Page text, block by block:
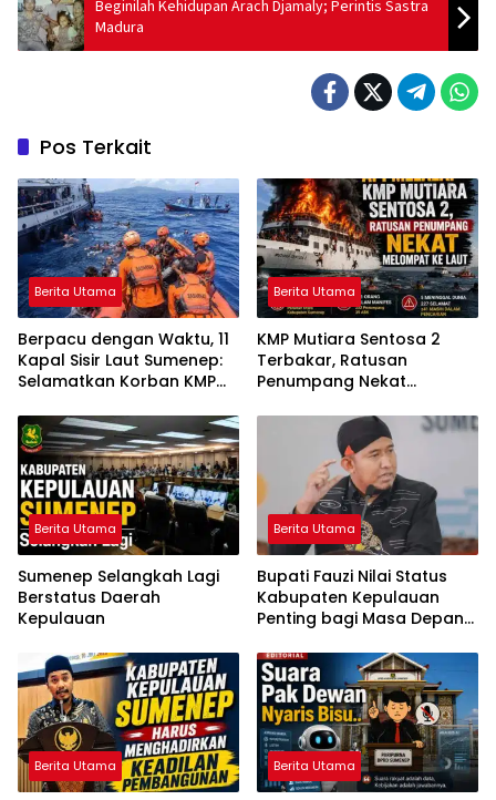
Beginilah Kehidupan Arach Djamaly; Perintis Sastra
Madura
Pos Terkait
Berita Utama
Berpacu dengan Waktu, 11
Kapal Sisir Laut Sumenep:
Selamatkan Korban KMP
Berita Utama
KMP Mutiara Sentosa 2
Terbakar, Ratusan
Penumpang Nekat
Berita Utama
Sumenep Selangkah Lagi
Berstatus Daerah
Kepulauan
Berita Utama
Bupati Fauzi Nilai Status
Kabupaten Kepulauan
Penting bagi Masa Depan
Berita Utama Berita Utama